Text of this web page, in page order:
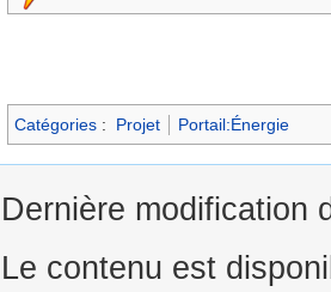
Catégories : Projet Portail:Énergie
Dernière modification
Le contenu est